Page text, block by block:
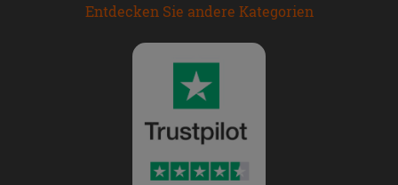
Entdecken Sie andere Kategorien